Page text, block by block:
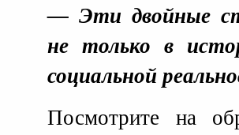
— Эти двойные
не только в
социальной
Посмотрите на